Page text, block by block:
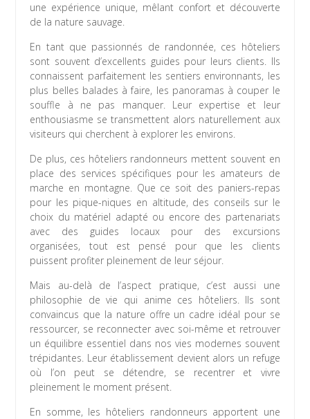
une expérience unique, mêlant confort et découverte
de la nature sauvage.
En tant que passionnés de randonnée, ces hôteliers
sont souvent d’excellents guides pour leurs clients. Ils
connaissent parfaitement les sentiers environnants, les
plus belles balades à faire, les panoramas à couper le
souffle à ne pas manquer. Leur expertise et leur
enthousiasme se transmettent alors naturellement aux
visiteurs qui cherchent à explorer les environs.
De plus, ces hôteliers randonneurs mettent souvent en
place des services spécifiques pour les amateurs de
marche en montagne. Que ce soit des paniers-repas
pour les pique-niques en altitude, des conseils sur le
choix du matériel adapté ou encore des partenariats
avec des guides locaux pour des excursions
organisées, tout est pensé pour que les clients
puissent profiter pleinement de leur séjour.
Mais au-delà de l’aspect pratique, c’est aussi une
philosophie de vie qui anime ces hôteliers. Ils sont
convaincus que la nature offre un cadre idéal pour se
ressourcer, se reconnecter avec soi-même et retrouver
un équilibre essentiel dans nos vies modernes souvent
trépidantes. Leur établissement devient alors un refuge
où l’on peut se détendre, se recentrer et vivre
pleinement le moment présent.
En somme, les hôteliers randonneurs apportent une